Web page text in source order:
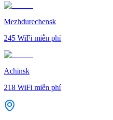
Mezhdurechensk
245 WiFi miễn phí
Achinsk
218 WiFi miễn phí